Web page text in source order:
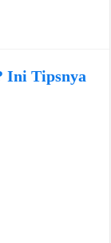
Ini Tipsnya